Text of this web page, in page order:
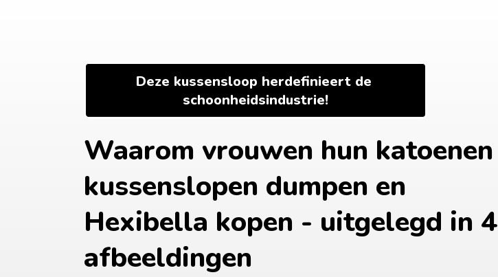
Deze kussensloop herdefinieert de
schoonheidsindustrie!
Waarom vrouwen hun katoenen
kussenslopen dumpen en
Hexibella kopen - uitgelegd in 4
afbeeldingen